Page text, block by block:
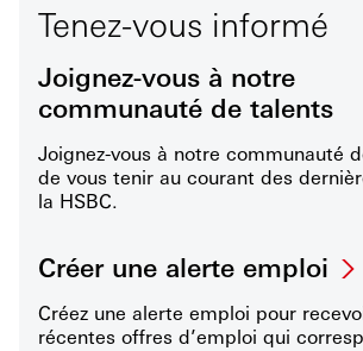
Tenez-vous informé
Joignez-vous à notre
communauté de talents
Joignez-vous à notre communauté
de vous tenir au courant des
la HSBC.
Créer une alerte emploi
Créez une alerte emploi pour
récentes offres d’emploi qui